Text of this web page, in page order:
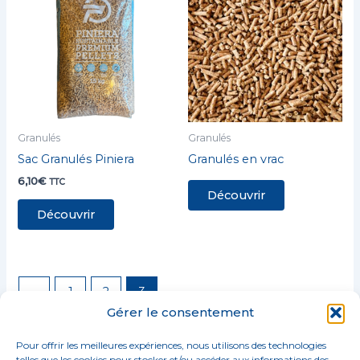
Gérer le consentement
Pour offrir les meilleures expériences, nous utilisons des technologies
Granulés
Sac Granulés Piniera
6,10€ TTC
Découvrir
Granulés
Granulés en vrac
Découvrir
1 2 3